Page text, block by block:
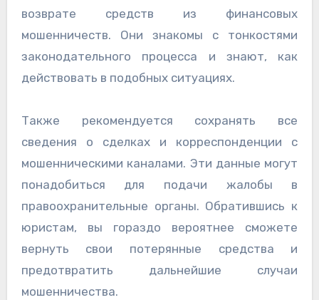
возврате средств из финансовых
мошенничеств. Они знакомы с тонкостями
законодательного процесса и знают, как
действовать в подобных ситуациях.
Также рекомендуется сохранять все
сведения о сделках и корреспонденции с
мошенническими каналами. Эти данные могут
понадобиться для подачи жалобы в
правоохранительные органы. Обратившись к
юристам, вы гораздо вероятнее сможете
вернуть свои потерянные средства и
предотвратить дальнейшие случаи
мошенничества.